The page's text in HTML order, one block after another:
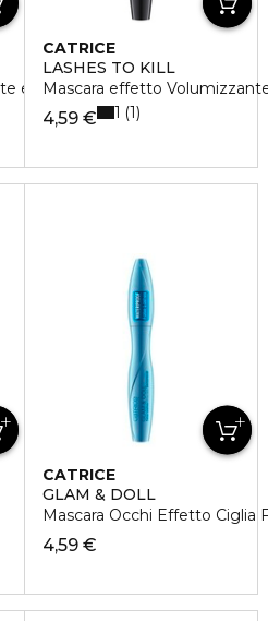
e Volumizzante
CATRICE
LASHES TO KILL
Mascara effetto
4,59 € 1 1
CATRICE
GLAM & DOLL
Mascara Occhi Effetto Ciglia
4,59 €